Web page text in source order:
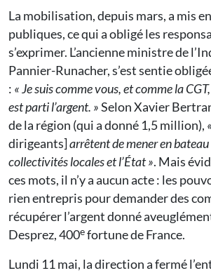
La mobilisation, depuis mars, a mis
publiques, ce qui a obligé les
s’exprimer. L’ancienne ministre de
Pannier-Runacher, s’est sentie
: « Je suis comme vous, et comme la
est parti l’argent. »Selon Xavier
de la région (qui a donné 1,5 million),
dirigeants]arrêtent de mener en bateau
collectivités locales et l’État ». Mais
ces mots, il n’y a aucun acte : les
rien entrepris pour demander des
récupérer l’argent donné
Desprez, 400efortune de France.
Lundi 11 mai, la direction a fermé